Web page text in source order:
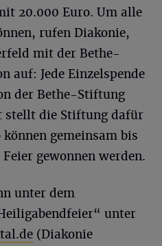
20.000 Euro. Um alle
rufen Diakonie,
mit der Bethe-
auf: Jede Einzelspende
der Bethe-Stiftung
stellt die Stiftung dafür
gemeinsam bis
gewonnen werden.
unter dem
unter
(Diakonie